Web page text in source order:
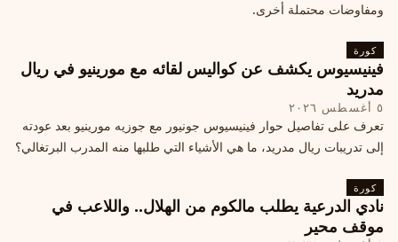
ومفاوضات محتملة أخرى.
كورة
فينيسيوس يكشف عن كواليس لقائه مع مورينيو في ريال
مدريد
٥ أغسطس ٢٠٢٦
تعرف على تفاصيل حوار فينيسيوس جونيور مع جوزيه مورينيو بعد عودته
إلى تدريبات ريال مدريد، ما هي الأشياء التي طلبها منه المدرب البرتغالي؟
كورة
نادي الدرعية يطلب مالكوم من الهلال.. واللاعب في
موقف محير